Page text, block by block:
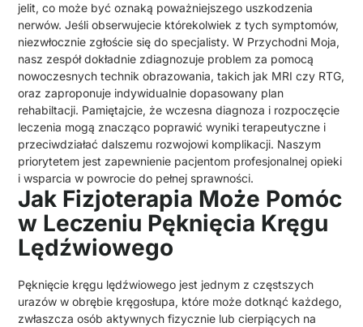
jelit, co może być oznaką poważniejszego uszkodzenia
nerwów. Jeśli obserwujecie którekolwiek z tych symptomów,
niezwłocznie zgłoście się do specjalisty. W Przychodni Moja,
nasz zespół dokładnie zdiagnozuje problem za pomocą
nowoczesnych technik obrazowania, takich jak MRI czy RTG,
oraz zaproponuje indywidualnie dopasowany plan
rehabiltacji. Pamiętajcie, że wczesna diagnoza i rozpoczęcie
leczenia mogą znacząco poprawić wyniki terapeutyczne i
przeciwdziałać dalszemu rozwojowi komplikacji. Naszym
priorytetem jest zapewnienie pacjentom profesjonalnej opieki
i wsparcia w powrocie do pełnej sprawności.
Jak Fizjoterapia Może Pomóc
w Leczeniu Pęknięcia Kręgu
Lędźwiowego
Pęknięcie kręgu lędźwiowego jest jednym z częstszych
urazów w obrębie kręgosłupa, które może dotknąć każdego,
zwłaszcza osób aktywnych fizycznie lub cierpiących na